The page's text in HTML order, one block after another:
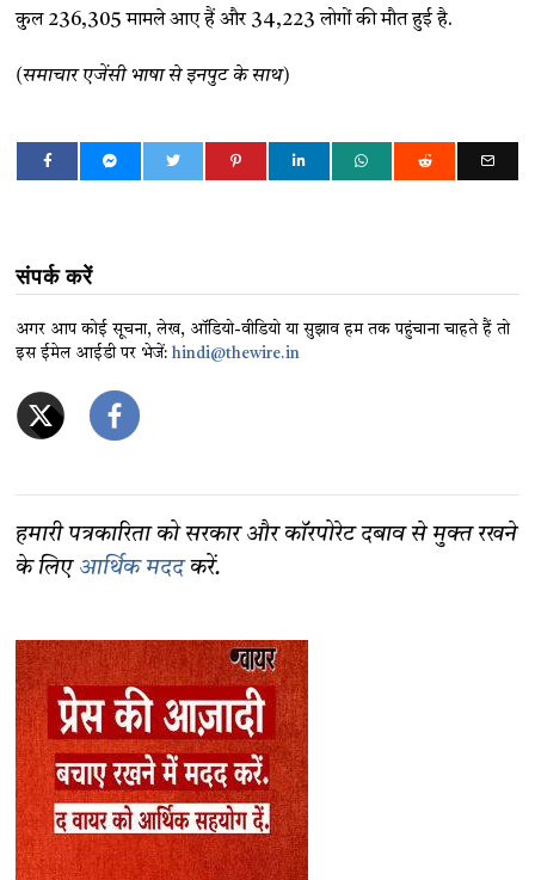
कुल 236,305 मामले आए हैं और 34,223 लोगों की मौत हुई है.
(समाचार एजेंसी भाषा से इनपुट के साथ)
संपर्क करें
अगर आप कोई सूचना, लेख, ऑडियो-वीडियो या सुझाव हम तक पहुंचाना चाहते हैं तो
इस ईमेल आईडी पर भेजें:hindi@thewire.in
हमारी पत्रकारिता को सरकार और कॉरपोरेट दबाव से मुक्त रखने
के लिए आर्थिक मददकरें.